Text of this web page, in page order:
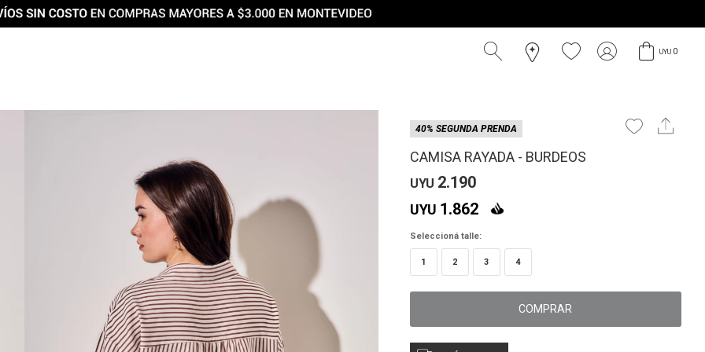
UYU 0
40% SEGUNDA PRENDA
CAMISA RAYADA - BURDEOS
UYU 2.190
UYU 1.862
Seleccioná talle:
1 2 3 4
COMPRAR